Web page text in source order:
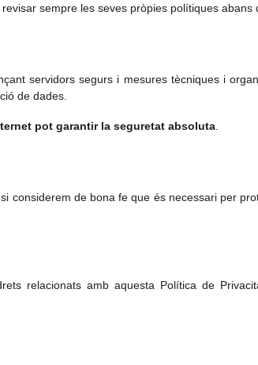
sempre les seves pròpies polítiques abans
servidors segurs i mesures tècniques i
de dades.
pot garantir la seguretat absoluta
considerem de bona fe que és necessari per
relacionats amb aquesta Política de